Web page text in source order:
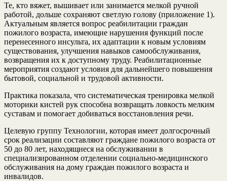
Те, кто вяжет, вышивает или занимается мелкой ручной
работой, дольше сохраняют светлую голову (приложение 1).
Актуальным является вопрос реабилитации граждан
пожилого возраста, имеющие нарушения функций после
перенесенного инсульта, их адаптации к новым условиям
существования, улучшения навыков самообслуживания,
возвращения их к доступному труду. Реабилитационные
мероприятия создают условия для дальнейшего повышения
бытовой, социальной и трудовой активности.
Практика показала, что систематическая тренировка мелкой
моторики кистей рук способна возвращать ловкость мелким
суставам и помогает добиваться восстановления речи.
Целевую группу Технологии, которая имеет долгосрочный
срок реализации составляют граждане пожилого возраста от
50 до 80 лет, находящиеся на обслуживании в
специализированном отделении социально-медицинского
обслуживания на дому граждан пожилого возраста и
инвалидов.